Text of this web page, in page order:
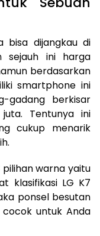
bisa dijangkau di
sejauh ini harga
berdasarkan
smartphone ini
gadang berkisar
Tentunya ini
cukup menarik
warna yaitu
klasifikasi LG K7
ponsel besutan
untuk Anda